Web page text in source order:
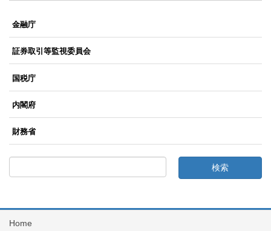
金融庁
証券取引等監視委員会
国税庁
内閣府
財務省
Home